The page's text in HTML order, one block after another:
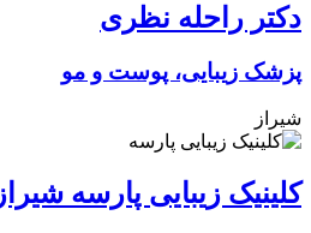
دکتر راحله نظری
پزشک زیبایی، پوست و مو
شیراز
کلینیک زیبایی پارسه شیراز